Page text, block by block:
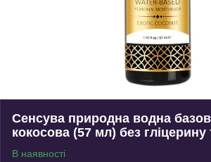
Сенсува природна водна
кокосова (57 мл) без гліцерину
В наявності